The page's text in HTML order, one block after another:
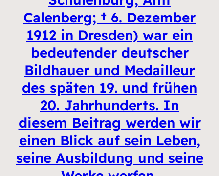
Calenberg; † 6. Dezember
1912 in Dresden) war ein
bedeutender deutscher
Bildhauer und Medailleur
des späten 19. und frühen
20. Jahrhunderts. In
diesem Beitrag werden wir
einen Blick auf sein Leben,
seine Ausbildung und seine